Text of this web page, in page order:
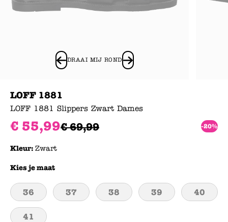
DRAAI MIJ ROND
LOFF 1881
LOFF 1881 Slippers Zwart Dames
€ 55,99€ 69,99 -20%
Kleur: Zwart
Kies je maat
36 37 38 39 40
41